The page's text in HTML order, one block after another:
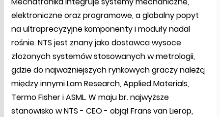
elektroniczne oraz programowe, a globalny popyt
na ultraprecyzyjne komponenty i moduły nadal
rośnie. NTS jest znany jako dostawca wysoce
złożonych systemów stosowanych w metrologii,
gdzie do najważniejszych rynkowych graczy należą
między innymi Lam Research, Applied Materials,
Termo Fisher i ASML. W maju br. najwyższe
stanowisko w NTS - CEO - objął Frans van Lierop,